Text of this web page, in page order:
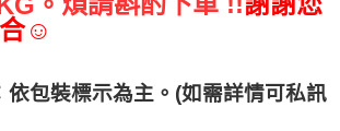
☺
依包裝標示為主。(如需詳情可私訊